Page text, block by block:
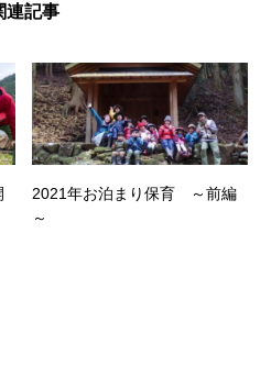
連記事
2021年お泊まり保育 ～前編
～